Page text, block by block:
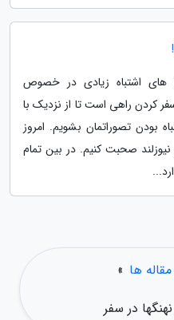
های اشتباه زیادی در خصوص
کردن راهی است تا از نزدیک با
بودن تصوراتمان بشویم. امروز
صحبت کنیم. در بین تمام
ها »
در سفر